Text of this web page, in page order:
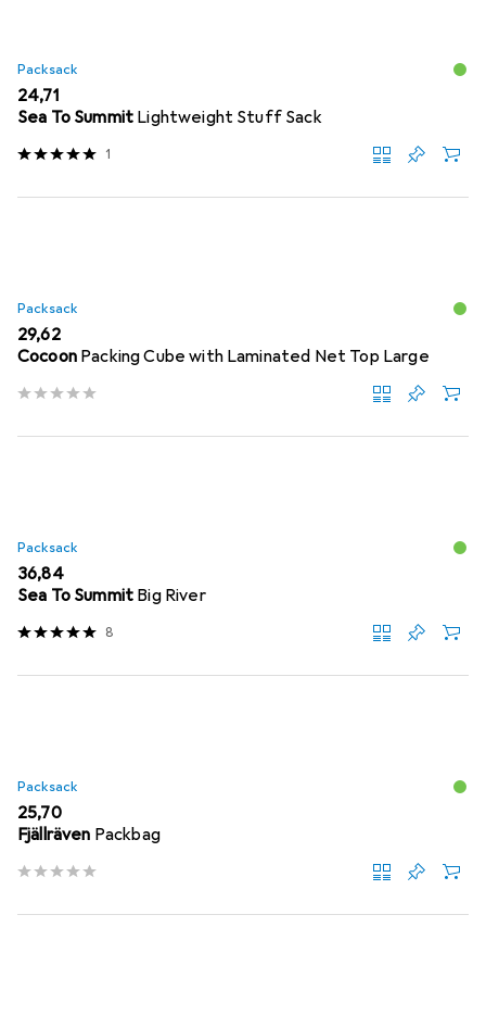
Packsack
EUR
24,71
Sea To Summit Lightweight Stuff Sack
1
Packsack
EUR
29,62
Cocoon Packing Cube with Laminated Net Top Large
Packsack
EUR
36,84
Sea To Summit Big River
8
Packsack
EUR
25,70
Fjällräven Packbag